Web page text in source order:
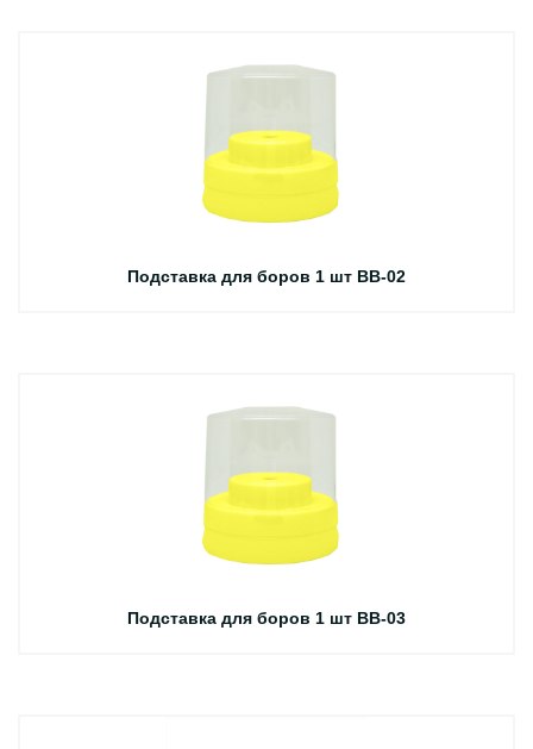
Подставка для боров 1 шт BB-02
Подставка для боров 1 шт BB-03